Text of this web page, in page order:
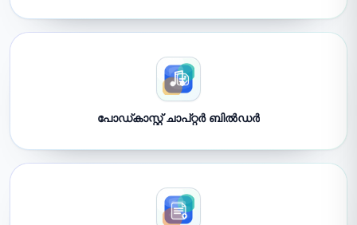
പോഡ്‌കാസ്റ്റ് ചാപ്റ്റർ ബിൽഡർ